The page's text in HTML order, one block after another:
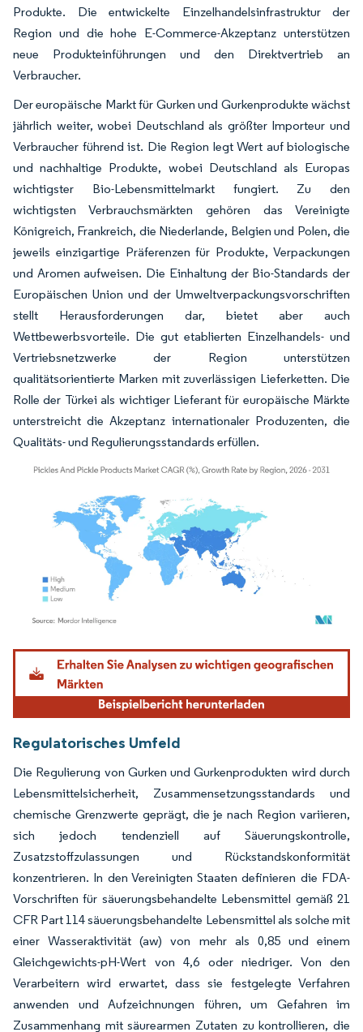
Produkte. Die entwickelte Einzelhandelsinfrastruktur der
Region und die hohe E-Commerce-Akzeptanz unterstützen
neue Produkteinführungen und den Direktvertrieb an
Verbraucher.
Der europäische Markt für Gurken und Gurkenprodukte wächst
jährlich weiter, wobei Deutschland als größter Importeur und
Verbraucher führend ist. Die Region legt Wert auf biologische
und nachhaltige Produkte, wobei Deutschland als Europas
wichtigster Bio-Lebensmittelmarkt fungiert. Zu den
wichtigsten Verbrauchsmärkten gehören das Vereinigte
Königreich, Frankreich, die Niederlande, Belgien und Polen, die
jeweils einzigartige Präferenzen für Produkte, Verpackungen
und Aromen aufweisen. Die Einhaltung der Bio-Standards der
Europäischen Union und der Umweltverpackungsvorschriften
stellt Herausforderungen dar, bietet aber auch
Wettbewerbsvorteile. Die gut etablierten Einzelhandels- und
Vertriebsnetzwerke der Region unterstützen
qualitätsorientierte Marken mit zuverlässigen Lieferketten. Die
Rolle der Türkei als wichtiger Lieferant für europäische Märkte
unterstreicht die Akzeptanz internationaler Produzenten, die
Qualitäts- und Regulierungsstandards erfüllen.
Bild © Mordor Intelligence. Wiederverwendung erfordert Namensnennung gemäß
Regulatorisches Umfeld
Die Regulierung von Gurken und Gurkenprodukten wird durch
Lebensmittelsicherheit, Zusammensetzungsstandards und
chemische Grenzwerte geprägt, die je nach Region variieren,
sich jedoch tendenziell auf Säuerungskontrolle,
Zusatzstoffzulassungen und Rückstandskonformität
konzentrieren. In den Vereinigten Staaten definieren die FDA-
Vorschriften für säuerungsbehandelte Lebensmittel gemäß 21
CFR Part 114 säuerungsbehandelte Lebensmittel als solche mit
einer Wasseraktivität (aw) von mehr als 0,85 und einem
Gleichgewichts-pH-Wert von 4,6 oder niedriger. Von den
Verarbeitern wird erwartet, dass sie festgelegte Verfahren
anwenden und Aufzeichnungen führen, um Gefahren im
Zusammenhang mit säurearmen Zutaten zu kontrollieren, die